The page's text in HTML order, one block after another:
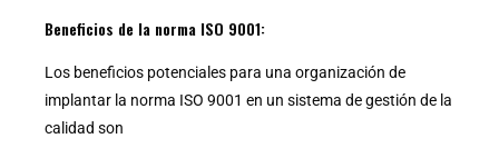
Beneficios de la norma ISO 9001:
Los beneficios potenciales para una organización de
implantar la norma ISO 9001 en un sistema de gestión de la
calidad son